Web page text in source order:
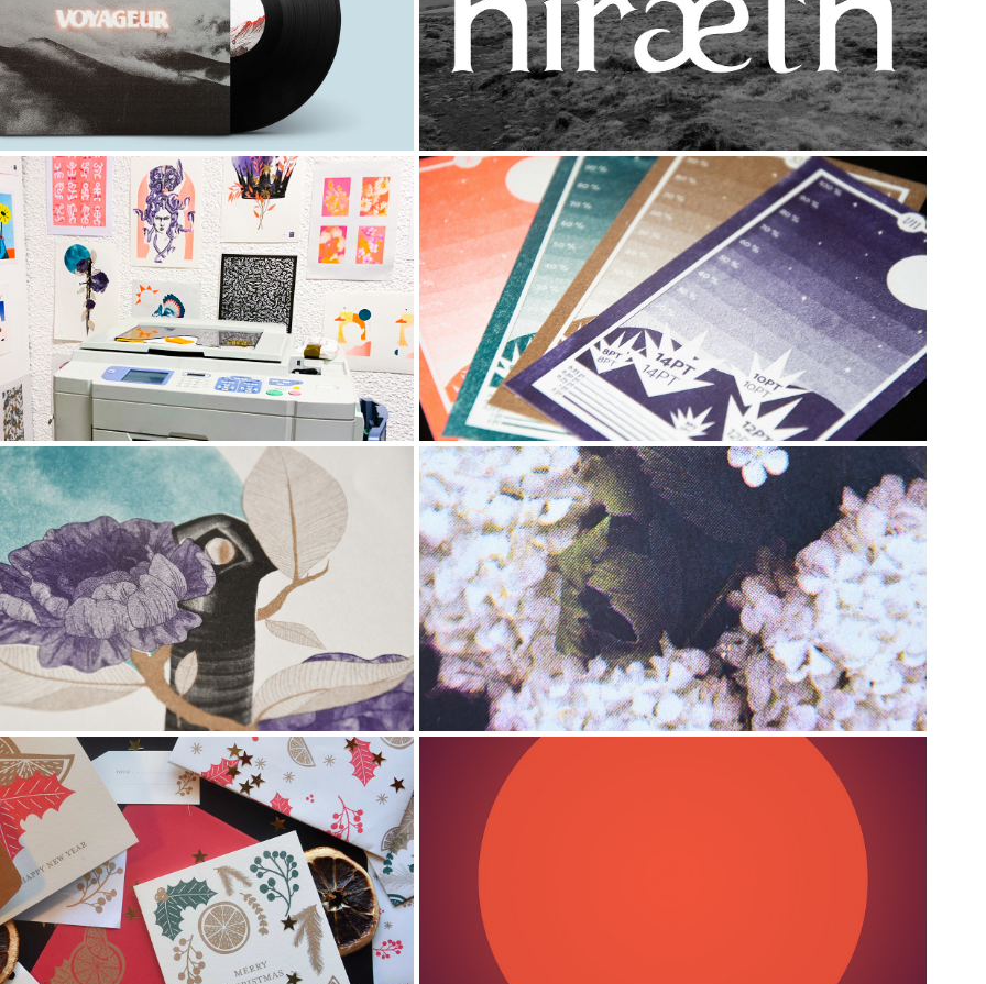
Voyageur Hiraeth
2020
Riso on the Moon
2021
Riso on the Moon - Kit d'impression
en risographie
2022
on the Moon - Sorcellerie
2020
Riso on the Moon - Collection
Botanique
the Moon - Collection de Noël